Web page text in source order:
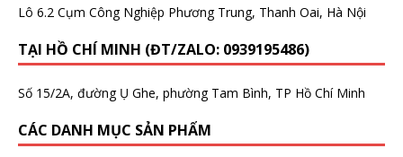
Lô 6.2 Cụm Công Nghiệp Phương Trung, Thanh Oai, Hà Nội
TẠI HỒ CHÍ MINH (ĐT/ZALO: 0939195486)
Số 15/2A, đường Ụ Ghe, phường Tam Bình, TP Hồ Chí Minh
CÁC DANH MỤC SẢN PHẨM